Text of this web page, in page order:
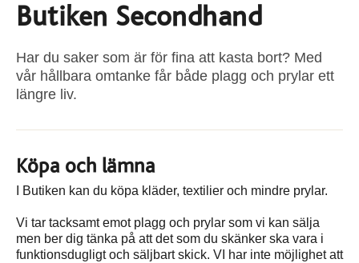
Butiken Secondhand
Har du saker som är för fina att kasta bort? Med
vår hållbara omtanke får både plagg och prylar ett
längre liv.
Köpa och lämna
I Butiken kan du köpa kläder, textilier och mindre prylar.
Vi tar tacksamt emot plagg och prylar som vi kan sälja
men ber dig tänka på att det som du skänker ska vara i
funktionsdugligt och säljbart skick. VI har inte möjlighet att